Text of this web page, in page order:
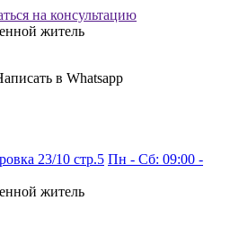
на консультацию
в Whatsapp
23/10 стр.5 Пн - Сб: 09:00 -